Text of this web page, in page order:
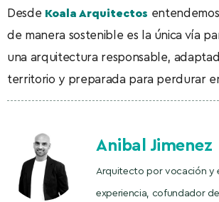
Desde Koala Arquitectos
de manera sostenible es la única vía
una arquitectura responsable,
territorio y preparada para perdurar
Anibal Jimenez
Arquitecto por vocación y
experiencia, cofundador de